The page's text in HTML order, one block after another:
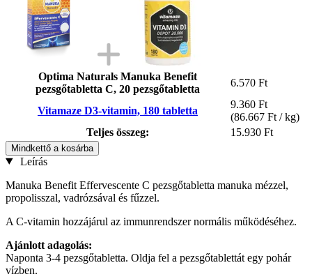
Optima Naturals Manuka Benefit
pezsgőtabletta C, 20 pezsgőtabletta
6.570 Ft
Vitamaze D3-vitamin, 180 tabletta
9.360 Ft
(86.667 Ft / kg)
Teljes összeg:
15.930 Ft
Mindkettő a kosárba
Leírás
Manuka Benefit Effervescente C pezsgőtabletta manuka mézzel,
propolisszal, vadrózsával és fűzzel.
A C-vitamin hozzájárul az immunrendszer normális működéséhez.
Ajánlott adagolás:
Naponta 3-4 pezsgőtabletta. Oldja fel a pezsgőtablettát egy pohár
vízben.